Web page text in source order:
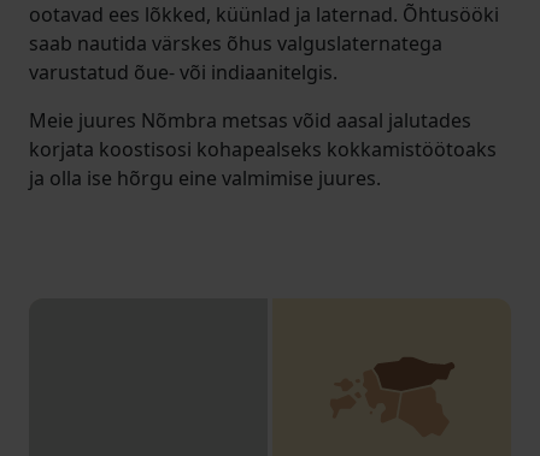
ootavad ees lõkked, küünlad ja laternad. Õhtusööki
saab nautida värskes õhus valguslaternatega
varustatud õue- või indiaanitelgis.
Meie juures Nõmbra metsas võid aasal jalutades
korjata koostisosi kohapealseks kokkamistöötoaks
ja olla ise hõrgu eine valmimise juures.